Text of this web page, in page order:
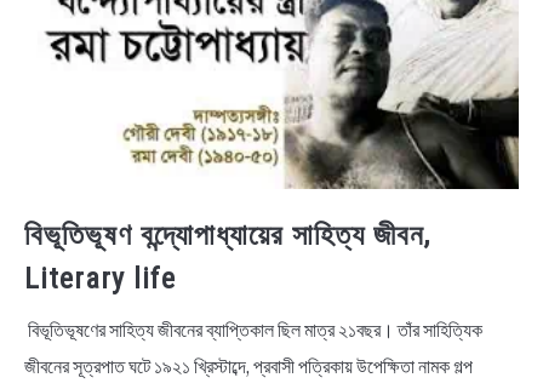
বিভূতিভূষণ বন্দ্যোপাধ্যায়ের সাহিত্য জীবন,
Literary life
বিভূতিভূষণের সাহিত্য জীবনের ব্যাপ্তিকাল ছিল মাত্র ২১বছর। তাঁর সাহিত্যিক
জীবনের সূত্রপাত ঘটে ১৯২১ খ্রিস্টাব্দে, প্রবাসী পত্রিকায় উপেক্ষিতা নামক গল্প